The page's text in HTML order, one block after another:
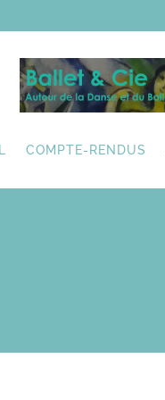
COMPTE-RENDUS